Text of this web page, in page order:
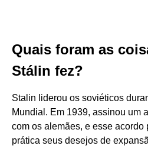
Quais foram as
Stálin fez?
Stalin liderou os soviéticos
Mundial. Em 1939, assinou um
com os alemães, e esse
prática seus desejos de